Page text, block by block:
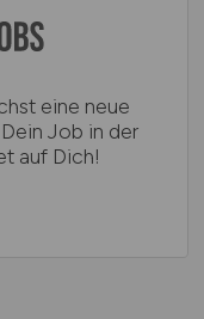
eine neue
Job in der
auf Dich!